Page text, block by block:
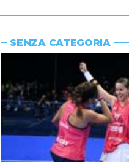
SENZA CATEGORIA